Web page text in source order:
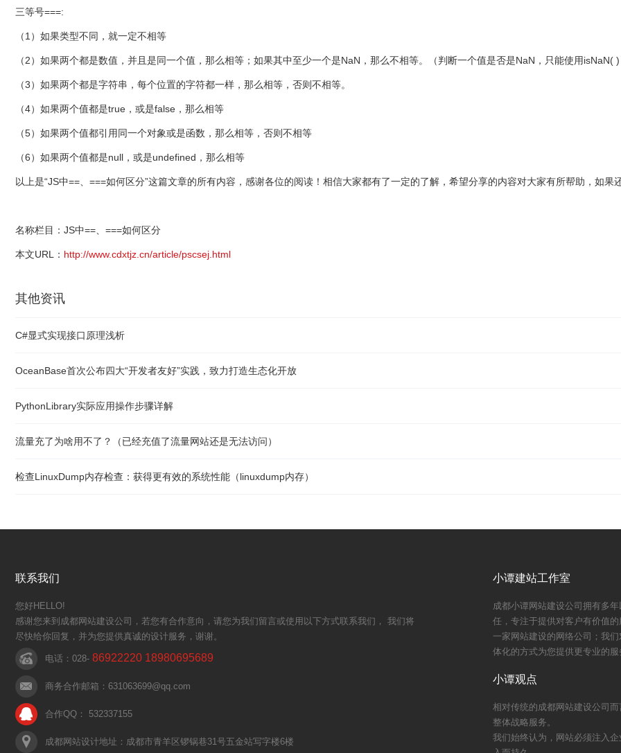
三等号===:
（1）如果类型不同，就一定不相等
（2）如果两个都是数值，并且是同一个值，那么相等；如果其中至少一个是NaN，那么不相等。（判断一个值是否是NaN，只能使用isNaN(
（3）如果两个都是字符串，每个位置的字符都一样，那么相等，否则不相等。
（4）如果两个值都是true，或是false，那么相等
（5）如果两个值都引用同一个对象或是函数，那么相等，否则不相等
（6）如果两个值都是null，或是undefined，那么相等
以上是“JS中==、===如何区分”这篇文章的所有内容，感谢各位的阅读！相信大家都有了一定的了解，希望分享的内容对大家有所帮助，如
名称栏目：JS中==、===如何区分
本文URL： http://www.cdxtjz.cn/article/pscsej.html
其他资讯
C#显式实现接口原理浅析
OceanBase首次公布四大“开发者友好”实践，致力打造生态化开放
PythonLibrary实际应用操作步骤详解
流量充了为啥用不了？（已经充值了流量网站还是无法访问）
检查LinuxDump内存检查：获得更有效的系统性能（linuxdump内存）
联系我们
您好HELLO!
感谢您来到成都网站建设公司，若您有合作意向，请您为我们留言或使用以下方式联系我们， 我们将
尽快给你回复，并为您提供真诚的设计服务，谢谢。
电话：028- 86922220 18980695689
商务合作邮箱：631063699@qq.com
合作QQ： 532337155
成都网站设计地址：成都市青羊区锣锅巷31号五金站写字楼6楼
小谭建站工作室
成都小谭网站建设公司拥有多
任，专注于提供对客户有价值
一家网站建设的网络公司；我
体化的方式为您提供更专业的服
小谭观点
相对传统的成都网站建设公司
整体战略服务。
我们始终认为，网站必须注入